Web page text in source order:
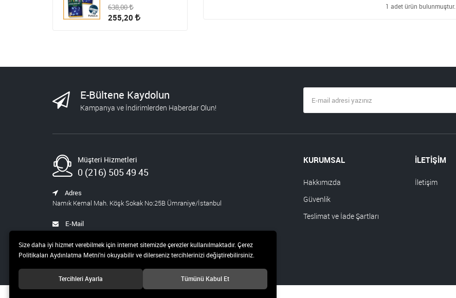
638,00
255,20
723,60
SETİ
1.430,00
986,00
394,40
WEB VE INDESING
SETİ
1.068,00
427,20
ORTAOKUL STEM
1 adet ürün bulunmuştur.
E-Bültene Kaydolun
Kampanya ve İndirimlerden Haberdar Olun!
Müşteri Hizmetleri
0 (216) 505 49 45
Adres
Namık Kemal Mah. Köşk Sokak No:25B Ümraniye/İstanbul
E-Mail
satis@pusula.com
KURUMSAL
Hakkımızda
Güvenlik
Teslimat ve İade Şartları
İLETİŞİM
İletişim
Size daha iyi hizmet verebilmek için internet sitemizde çerezler kullanılmaktadır. Çerez
Politikaları Aydınlatma Metni’ni okuyabilir ve dilerseniz tercihlerinizi değiştirebilirsiniz.
Tercihleri Ayarla Tümünü Kabul Et